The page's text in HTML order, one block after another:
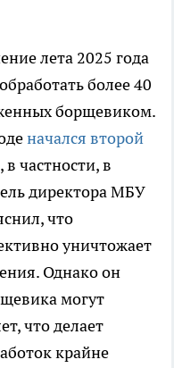
лета 2025 года
более 40
борщевиком.
начался второй
частности, в
директора МБУ
что
уничтожает
Однако он
могут
что делает
крайне